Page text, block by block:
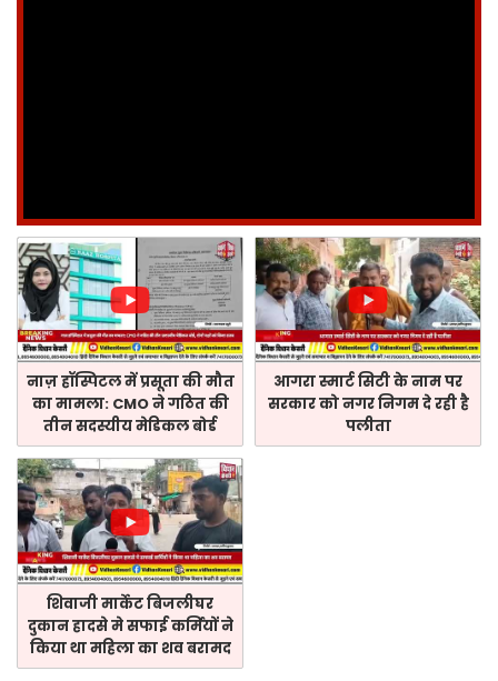
नाज़ हॉस्पिटल में प्रसूता की मौत
का मामला: CMO ने गठित की
तीन सदस्यीय मेडिकल बोर्ड
आगरा स्मार्ट सिटी के नाम पर
सरकार को नगर निगम दे रही है
पलीता
शिवाजी मार्केट बिजलीघर
दुकान हादसे मे सफाई कर्मियों ने
किया था महिला का शव बरामद